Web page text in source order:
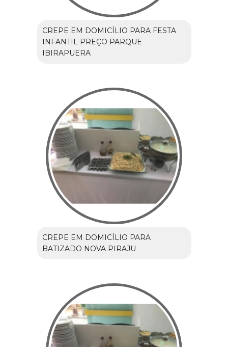
CREPE EM DOMICÍLIO PARA FESTA
INFANTIL PREÇO PARQUE
IBIRAPUERA
CREPE EM DOMICÍLIO PARA
BATIZADO NOVA PIRAJU